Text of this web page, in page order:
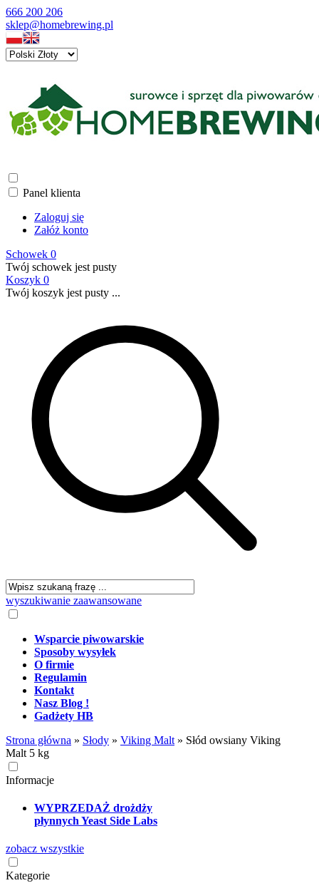
666 200 206
sklep@homebrewing.pl
Panel klienta
Zaloguj się
Załóż konto
Schowek 0
Twój schowek jest pusty
Koszyk 0
Twój koszyk jest pusty ...
wyszukiwanie zaawansowane
Wsparcie piwowarskie
Sposoby wysyłek
O firmie
Regulamin
Kontakt
Nasz Blog !
Gadżety HB
Strona główna » Słody » Viking Malt » Słód owsiany Viking
Malt 5 kg
Informacje
WYPRZEDAŻ drożdży
płynnych Yeast Side Labs
zobacz wszystkie
Kategorie